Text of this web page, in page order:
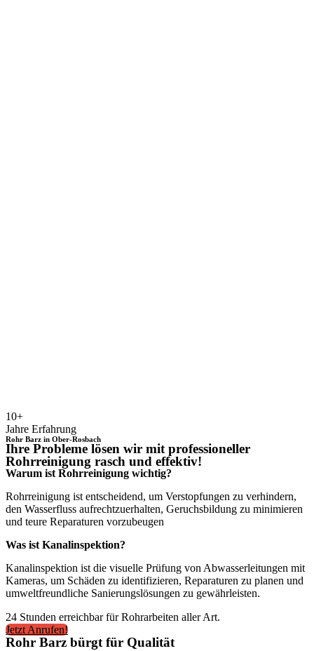
10+
Jahre Erfahrung
Rohr Barz in Ober-Rosbach
Ihre Probleme lösen wir mit professioneller
Rohrreinigung rasch und effektiv!
Warum ist Rohrreinigung wichtig?
Rohrreinigung ist entscheidend, um Verstopfungen zu verhindern,
den Wasserfluss aufrechtzuerhalten, Geruchsbildung zu minimieren
und teure Reparaturen vorzubeugen
Was ist Kanalinspektion?
Kanalinspektion ist die visuelle Prüfung von Abwasserleitungen mit
Kameras, um Schäden zu identifizieren, Reparaturen zu planen und
umweltfreundliche Sanierungslösungen zu gewährleisten.
24 Stunden erreichbar für Rohrarbeiten aller Art.
Jetzt Anrufen!
Rohr Barz bürgt für Qualität